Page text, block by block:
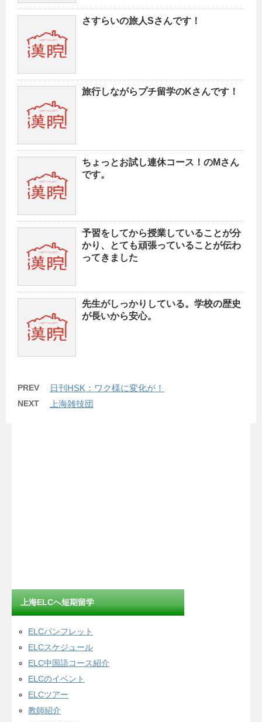
さすらいの旅人Sさんです！
旅行しながらプチ留学のKさんです！
ちょっとお試し連休コース！のMさん
です。
予習をしてから授業していることが分
かり、とても頑張っていることが伝わ
ってきました
先生がしっかりしている。学校の歴史
が長いから安心。
PREV 日刊HSK：ワク様に変化が！
NEXT 上海雑技団
上海ELCへ短期留学
ELCパンフレット
ELCスケジュール
ELC中国語コース紹介
ELCのイベント
ELCツアー
教師紹介